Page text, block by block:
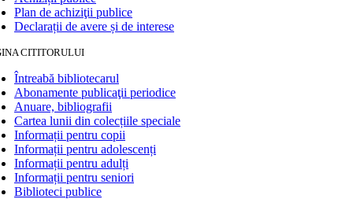
Plan de achiziţii publice
Declarații de avere și de interese
CITITORULUI
Întreabă bibliotecarul
Abonamente publicaţii periodice
Anuare, bibliografii
Cartea lunii din colecțiile speciale
Informații pentru copii
Informații pentru adolescenți
Informații pentru adulți
Informații pentru seniori
Biblioteci publice